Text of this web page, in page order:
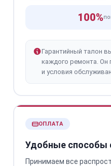
100%
Гарантийный талон
каждого ремонта. Он
и условия
ОПЛАТА
Удобные способы
Принимаем все